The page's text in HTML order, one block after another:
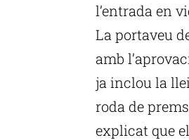
l’entrada en
La portaveu
amb
ja inclou la
roda de
explicat que